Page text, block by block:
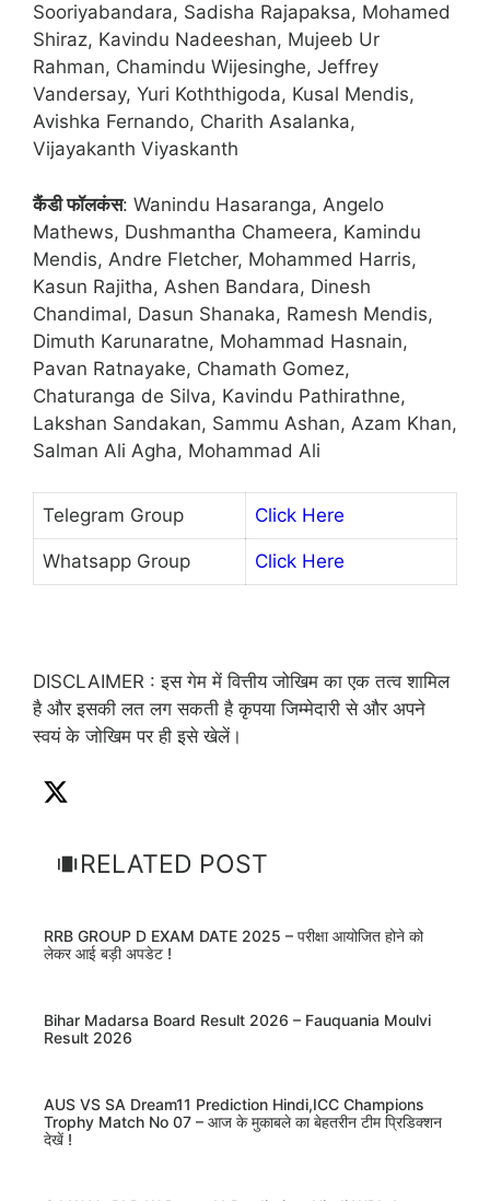
Sooriyabandara, Sadisha Rajapaksa, Mohamed
Shiraz, Kavindu Nadeeshan, Mujeeb Ur
Rahman, Chamindu Wijesinghe, Jeffrey
Vandersay, Yuri Koththigoda, Kusal Mendis,
Avishka Fernando, Charith Asalanka,
Vijayakanth Viyaskanth
कैंडी फॉलकंस: Wanindu Hasaranga, Angelo
Mathews, Dushmantha Chameera, Kamindu
Mendis, Andre Fletcher, Mohammed Harris,
Kasun Rajitha, Ashen Bandara, Dinesh
Chandimal, Dasun Shanaka, Ramesh Mendis,
Dimuth Karunaratne, Mohammad Hasnain,
Pavan Ratnayake, Chamath Gomez,
Chaturanga de Silva, Kavindu Pathirathne,
Lakshan Sandakan, Sammu Ashan, Azam Khan,
Salman Ali Agha, Mohammad Ali
Telegram Group Click Here
Whatsapp Group Click Here
DISCLAIMER : इस गेम में वित्तीय जोखिम का एक तत्व शामिल
है और इसकी लत लग सकती है कृपया जिम्मेदारी से और अपने
स्वयं के जोखिम पर ही इसे खेलें।
RELATED POST
RRB GROUP D EXAM DATE 2025 – परीक्षा आयोजित होने को
लेकर आई बड़ी अपडेट !
Bihar Madarsa Board Result 2026 – Fauquania Moulvi
Result 2026
AUS VS SA Dream11 Prediction Hindi,ICC Champions
Trophy Match No 07 – आज के मुकाबले का बेहतरीन टीम प्रिडिक्शन
देखें !